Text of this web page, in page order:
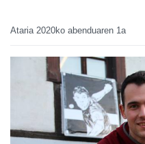
Ataria 2020ko abenduaren 1a